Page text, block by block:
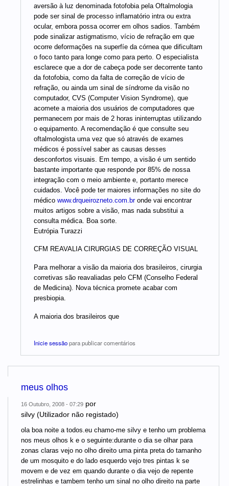
aversão à luz denominada fotofobia pela Oftalmologia
pode ser sinal de processo inflamatório intra ou extra
ocular, embora possa ocorrer em olhos sadios. Também
pode sinalizar astigmatismo, vício de refração em que
ocorre deformações na superfíe da córnea que dificultam
o foco tanto para longe como para perto. O especialista
esclarece que a dor de cabeça pode ser decorrente tanto
da fotofobia, como da falta de correção de vício de
refração, ou ainda um sinal de síndrome da visão no
computador, CVS (Computer Vision Syndrome), que
acomete a maioria dos usuários de computadores que
permanecem por mais de 2 horas ininterruptas utilizando
o equipamento. A recomendação é que consulte seu
oftalmologista uma vez que só através de exames
médicos é possível saber as causas desses
desconfortos visuais. Em tempo, a visão é um sentido
bastante importante que responde por 85% de nossa
integração com o meio ambiente e, portanto merece
cuidados. Você pode ter maiores informações no site do
médico www.drqueirozneto.com.bronde vai encontrar
muitos artigos sobre a visão, mas nada substitui a
consulta médica. Boa sorte.
Eutrópia Turazzi
CFM REAVALIA CIRURGIAS DE CORREÇÃO VISUAL
Para melhorar a visão da maioria dos brasileiros, cirurgia
corretivas são reavaliadas pelo CFM (Conselho Federal
de Medicina). Nova técnica promete acabar com
presbiopia.
A maioria dos brasileiros que
Inicie sessãopara publicar comentários
meus olhos
16 Outubro, 2008 - 07:29 por
silvy (Utilizador não registado)
ola boa noite a todos.eu chamo-me silvy e tenho um problema
nos meus olhos k e o seguinte:durante o dia se olhar para
zonas claras vejo no olho direito uma pinta preta do tamanho
de um mosquito e do lado esquerdo vejo tres pintas k se
movem e de vez em quando durante o dia vejo de repente
estrelinhas e tambem tenho um sinal no olho direito na parte